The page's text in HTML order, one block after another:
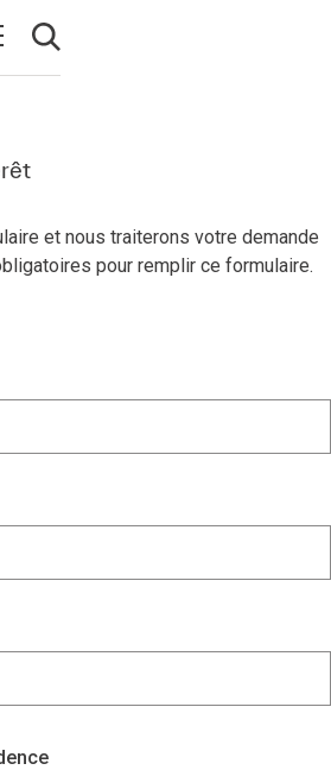
la navigation
Ouvrir la recherche
et nous traiterons votre demande
pour remplir ce formulaire.